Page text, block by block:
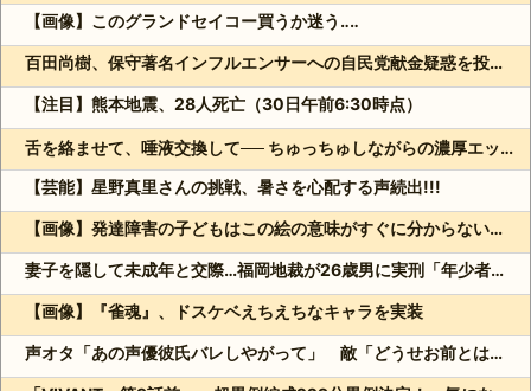
【画像】このグランドセイコー買うか迷う‥‥
百田尚樹、保守著名インフルエンサーへの自民党献金疑惑を投稿し炎上
【注目】熊本地震、28人死亡（30日午前6:30時点）
舌を絡ませて、唾液交換して── ちゅっちゅしながらの濃厚エッ画像♪
【芸能】星野真里さんの挑戦、暑さを心配する声続出!!!
【画像】発達障害の子どもはこの絵の意味がすぐに分からないらしい
妻子を隠して未成年と交際…福岡地裁が26歳男に実刑「年少者の未熟さにつけ込んだ」
【画像】『雀魂』、ドスケベえちえちなキャラを実装
声オタ「あの声優彼氏バレしやがって」 敵「どうせお前とは付き合えないのにｗ」←これ